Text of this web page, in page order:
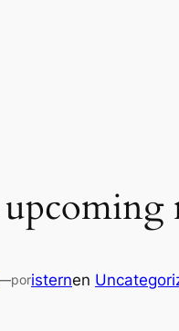
poristernen